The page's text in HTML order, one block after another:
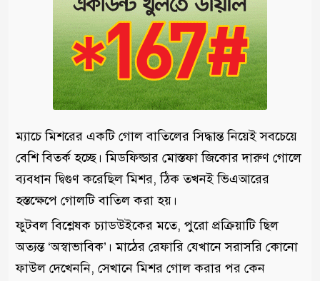
ম্যাচে মিশরের একটি গোল বাতিলের সিদ্ধান্ত নিয়েই সবচেয়ে
বেশি বিতর্ক হচ্ছে। মিডফিল্ডার মোস্তফা জিকোর দারুণ গোলে
ব্যবধান দ্বিগুণ করেছিল মিশর, ঠিক তখনই ভিএআরের
হস্তক্ষেপে গোলটি বাতিল করা হয়।
ফুটবল বিশ্লেষক চ্যাডউইকের মতে, পুরো প্রক্রিয়াটি ছিল
অত্যন্ত ‘অস্বাভাবিক’। মাঠের রেফারি যেখানে সরাসরি কোনো
ফাউল দেখেননি, সেখানে মিশর গোল করার পর কেন